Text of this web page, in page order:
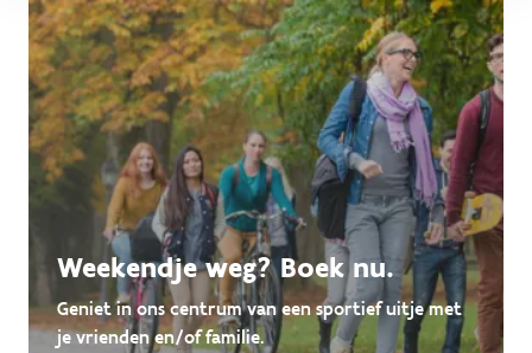
Weekendje weg? Boek nu.
Geniet in ons centrum van een sportief uitje met
je vrienden en/of familie.